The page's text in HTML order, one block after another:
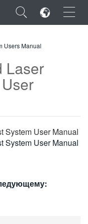
×
Users Manual
Laser
System User Manual
System User Manual